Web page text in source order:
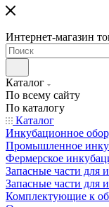
Интернет-магазин
Каталог
По всему сайту
По каталогу
Каталог
Инкубационное
Промышленное
Фермерское
Запасные части для
Запасные части
Комплектующие к